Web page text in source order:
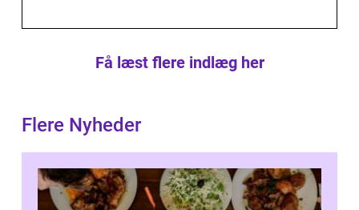
Få læst flere indlæg her
Flere Nyheder